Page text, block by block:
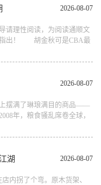
2026-08-07
理性阅读，为阅读通顺文
指出！ 胡金秋可是CBA最
2026-08-07
摆满了琳琅满目的商品――
年，粮食骚乱席卷全球，
2026-08-07
湖
内拐了个弯。原木货架、